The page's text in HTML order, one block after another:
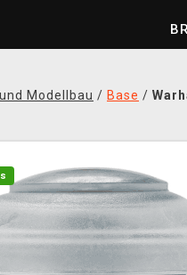
Modellbau / Base /